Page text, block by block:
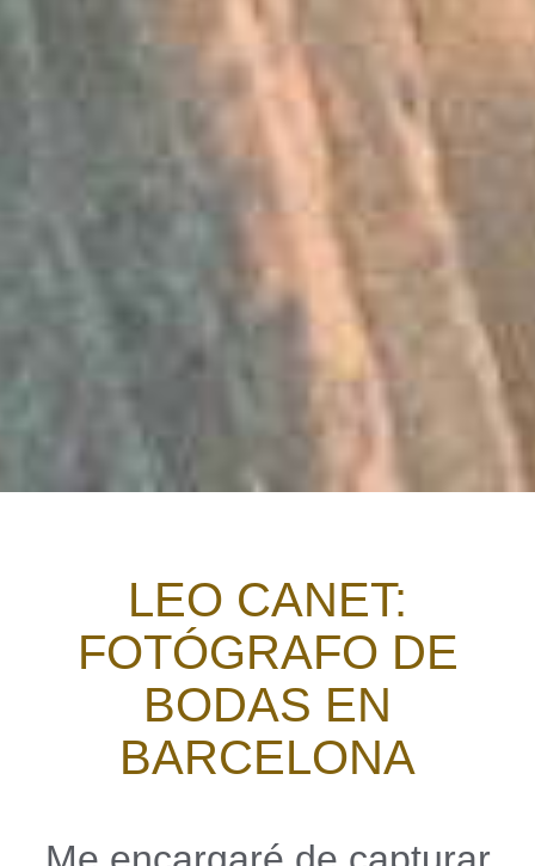
LEO CANET:
FOTÓGRAFO DE
BODAS EN
BARCELONA